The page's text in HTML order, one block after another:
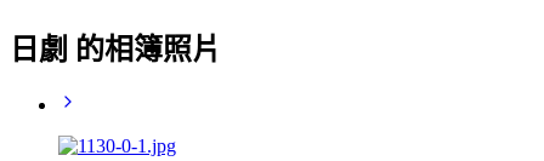
日劇 的相簿照片